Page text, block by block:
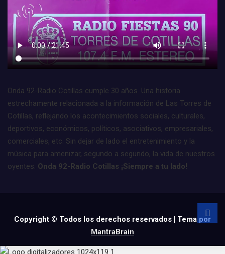
Onda 92-Radio Cotillas cumple 30 años. Una historia
estrechamente relacionada a la información de Las Torres de
Cotillas, reflejando los acontecimientos sociales, culturales,
deportivos, económicos, políticos, asociativos, empresariales,
comerciales, etc. Sin dejar de lado el entretenimiento y la
música para amenizar, segundo a segundo, la vida de nuestros
oyentes. Onda 92-Radio Cotillas ¡Siempre a tu lado!
Copyright © Todos los derechos reservados | Tema por
MantraBrain